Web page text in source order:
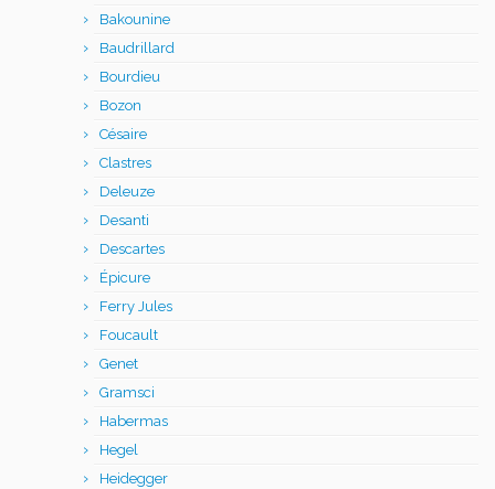
Bakounine
Baudrillard
Bourdieu
Bozon
Césaire
Clastres
Deleuze
Desanti
Descartes
Épicure
Ferry Jules
Foucault
Genet
Gramsci
Habermas
Hegel
Heidegger